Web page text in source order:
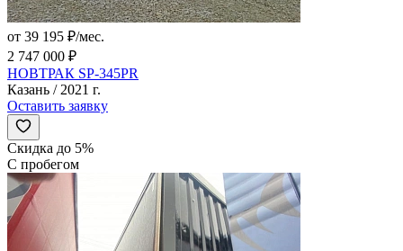
от 39 195 ₽/мес.
2 747 000 ₽
НОВТРАК SP-345PR
Казань / 2021 г.
Оставить заявку
Скидка до 5%
С пробегом